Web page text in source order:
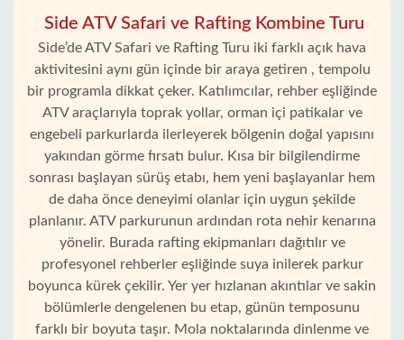
Side ATV Safari ve Rafting Kombine Turu
Side’de ATV Safari ve Rafting Turu iki farklı açık hava
aktivitesini aynı gün içinde bir araya getiren , tempolu
bir programla dikkat çeker. Katılımcılar, rehber eşliğinde
ATV araçlarıyla toprak yollar, orman içi patikalar ve
engebeli parkurlarda ilerleyerek bölgenin doğal yapısını
yakından görme fırsatı bulur. Kısa bir bilgilendirme
sonrası başlayan sürüş etabı, hem yeni başlayanlar hem
de daha önce deneyimi olanlar için uygun şekilde
planlanır. ATV parkurunun ardından rota nehir kenarına
yönelir. Burada rafting ekipmanları dağıtılır ve
profesyonel rehberler eşliğinde suya inilerek parkur
boyunca kürek çekilir. Yer yer hızlanan akıntılar ve sakin
bölümlerle dengelenen bu etap, günün temposunu
farklı bir boyuta taşır. Mola noktalarında dinlenme ve